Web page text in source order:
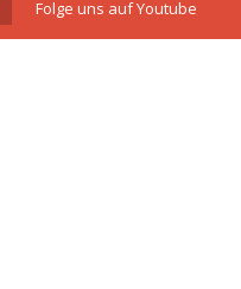
Folge uns auf Youtube